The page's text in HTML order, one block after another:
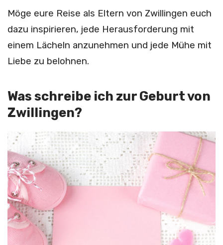
Möge eure Reise als Eltern von Zwillingen euch
dazu inspirieren, jede Herausforderung mit
einem Lächeln anzunehmen und jede Mühe mit
Liebe zu belohnen.
Was schreibe ich zur Geburt von
Zwillingen?